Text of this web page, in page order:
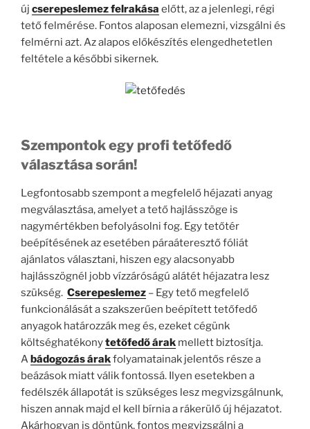
új cserepeslemez felrakása előtt, az a jelenlegi, régi
tető felmérése. Fontos alaposan elemezni, vizsgálni és
felmérni azt. Az alapos előkészítés elengedhetetlen
feltétele a későbbi sikernek.
Szempontok egy profi tetőfedő
választása során!
Legfontosabb szempont a megfelelő héjazati anyag
megválasztása, amelyet a tető hajlásszöge is
nagymértékben befolyásolni fog. Egy tetőtér
beépítésének az esetében páraáteresztő fóliát
ajánlatos választani, hiszen egy alacsonyabb
hajlásszögnél jobb vízzáróságú alátét héjazatra lesz
szükség. Cserepeslemez – Egy tető megfelelő
funkcionálását a szakszerűen beépített tetőfedő
anyagok határozzák meg és, ezeket cégünk
költséghatékonytetőfedő árak mellett biztosítja.
Abádogozás árakfolyamatainak jelentős része a
beázások miatt válik fontossá. Ilyen esetekben a
fedélszék állapotát is szükséges lesz megvizsgálnunk,
hiszen annak majd el kell bírnia a rákerülő új héjazatot.
Akárhogyan is döntünk, fontos megvizsgálni a